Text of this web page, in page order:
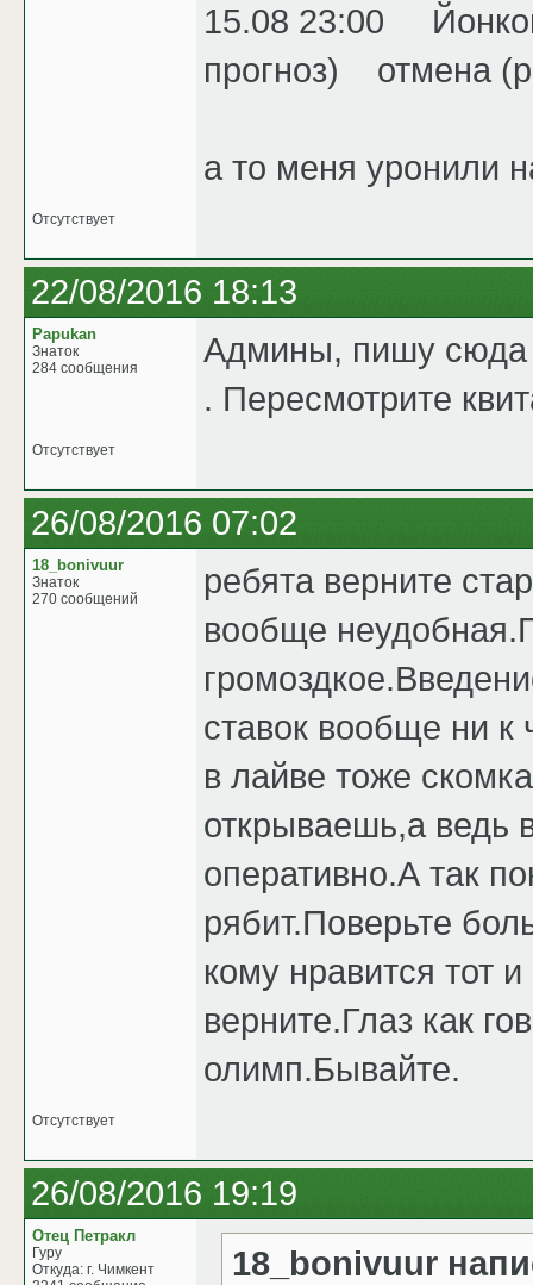
15.08 23:00
прогноз) отмена
а то меня уронили
Отсутствует
22/08/2016 18:13
Papukan
Знаток
284 сообщения
Админы, пишу сюда
. Пересмотрите
Отсутствует
26/08/2016 07:02
18_bonivuur
Знаток
270 сообщений
ребята верните
вообще
ставок вообще ни к
в лайве тоже
открываешь,а ведь
оперативно.А так
рябит.Поверьте
кому нравится тот
верните.Глаз как
олимп.Бывайте.
Отсутствует
26/08/2016 19:19
Отец Петракл
Гуру
Откуда: г. Чимкент
18_bonivuur